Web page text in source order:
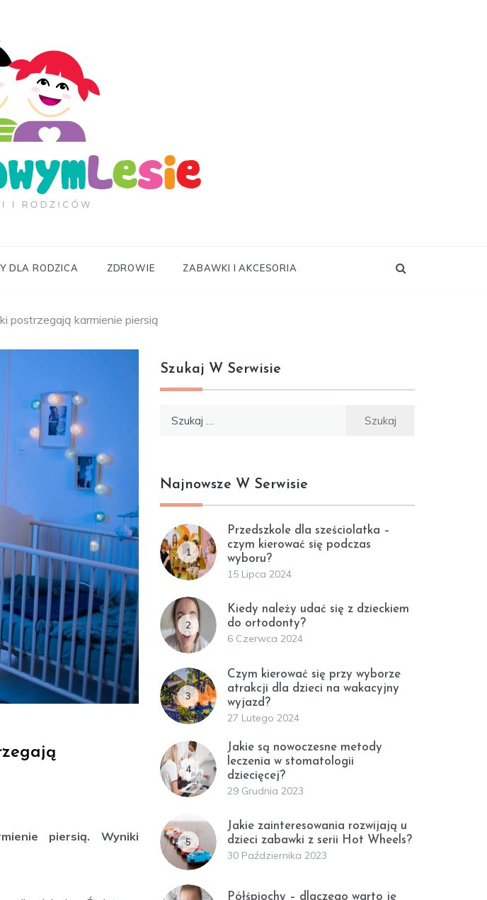
DLA RODZICA ZDROWIE ZABAWKI I AKCESORIA
postrzegają karmienie piersią
piersią. Wyniki
Szukaj W Serwisie
Najnowsze W Serwisie
1
Przedszkole dla sześciolatka –
czym kierować się podczas
wyboru?
15 Lipca 2024
2
Kiedy należy udać się z dzieckiem
do ortodonty?
6 Czerwca 2024
3
Czym kierować się przy wyborze
atrakcji dla dzieci na wakacyjny
wyjazd?
27 Lutego 2024
4
Jakie są nowoczesne metody
leczenia w stomatologii
dziecięcej?
29 Grudnia 2023
5
Jakie zainteresowania rozwijają u
dzieci zabawki z serii Hot Wheels?
30 Października 2023
Półśpiochy – dlaczego warto je